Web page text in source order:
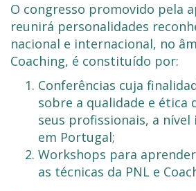
O congresso promovido pela
reunirá personalidades
nacional e internacional, no
Coaching, é constituído por:
Conferências cuja
sobre a qualidade e ética
seus profissionais, a
em Portugal;
Workshops para
as técnicas da PNL e